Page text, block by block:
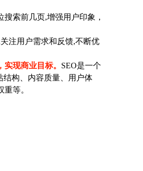
索前几页,增强用户印象，
注用户需求和反馈,不断优
现商业目标。 SEO是一个
结构、内容质量、用户体
等。